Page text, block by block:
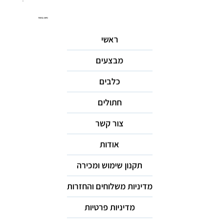
ניווט באתר
ראשי
מבצעים
כלבים
חתולים
צור קשר
אודות
תקנון שימוש ומכירה
מדיניות משלוחים והחזרות
מדיניות פרטיות